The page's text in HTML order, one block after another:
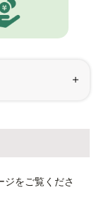
ジをご覧くださ